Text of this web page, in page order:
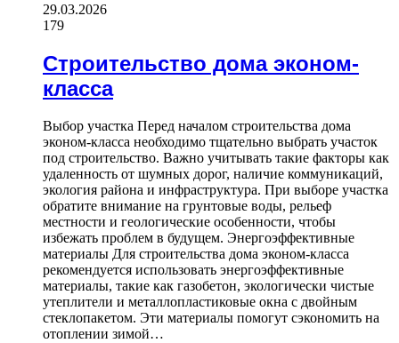
29.03.2026
179
Строительство дома эконом-
класса
Выбор участка Перед началом строительства дома
эконом-класса необходимо тщательно выбрать участок
под строительство. Важно учитывать такие факторы как
удаленность от шумных дорог, наличие коммуникаций,
экология района и инфраструктура. При выборе участка
обратите внимание на грунтовые воды, рельеф
местности и геологические особенности, чтобы
избежать проблем в будущем. Энергоэффективные
материалы Для строительства дома эконом-класса
рекомендуется использовать энергоэффективные
материалы, такие как газобетон, экологически чистые
утеплители и металлопластиковые окна с двойным
стеклопакетом. Эти материалы помогут сэкономить на
отоплении зимой…